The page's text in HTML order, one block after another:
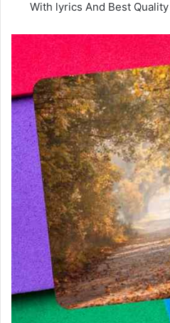
With lyrics And Best